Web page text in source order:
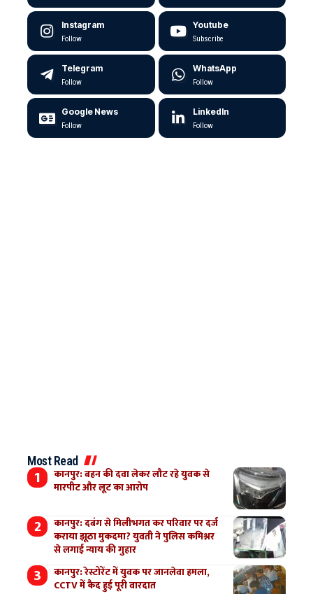
Instagram
Follow
Youtube
Subscribe
Telegram
Follow
WhatsApp
Follow
Google News
Follow
LinkedIn
Follow
Most Read
कानपुर: बहन की दवा लेकर लौट रहे युवक से
मारपीट और लूट का आरोप
कानपुर: दबंग से मिलीभगत कर परिवार पर दर्ज
कराया झूठा मुकदमा? युवती ने पुलिस कमिश्नर
से लगाई न्याय की गुहार
कानपुर: रेस्टोरेंट में युवक पर जानलेवा हमला,
CCTV में कैद हुई पूरी वारदात